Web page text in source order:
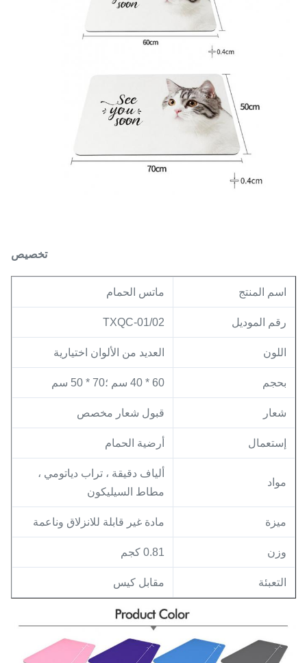
تخصيص
اسم المنتج ماتس الحمام
رقم الموديل TXQC-01/02
اللون العديد من الألوان اختيارية
بحجم 60 * 40 سم ؛70 * 50 سم
شعار قبول شعار مخصص
إستعمال أرضية الحمام
مواد
ألياف دقيقة ، تراب دياتومي ،
مطاط السيليكون
ميزة مادة غير قابلة للانزلاق وناعمة
وزن 0.81 كجم
التعبئة مقابل كيس